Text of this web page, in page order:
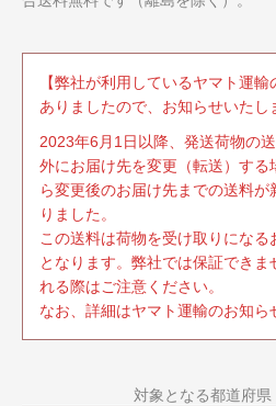
【弊社が利用しているヤマト運
ありましたので、お知らせいたし
2023年6月1日以降、発送荷物の
外にお届け先を変更（転送）す
ら変更後のお届け先までの送料
りました。
この送料は荷物を受け取りになる
となります。弊社では保証できま
れる際はご注意ください。
なお、詳細はヤマト運輸のお知ら
対象となる都道府県